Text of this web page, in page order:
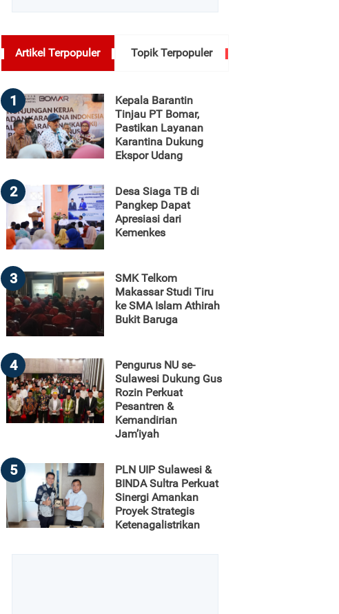
Artikel Terpopuler Topik Terpopuler
1
Kepala Barantin
Tinjau PT Bomar,
Pastikan Layanan
Karantina Dukung
Ekspor Udang
2
Desa Siaga TB di
Pangkep Dapat
Apresiasi dari
Kemenkes
3
SMK Telkom
Makassar Studi Tiru
ke SMA Islam Athirah
Bukit Baruga
4
Pengurus NU se-
Sulawesi Dukung Gus
Rozin Perkuat
Pesantren &
Kemandirian
Jam’iyah
5
PLN UIP Sulawesi &
BINDA Sultra Perkuat
Sinergi Amankan
Proyek Strategis
Ketenagalistrikan